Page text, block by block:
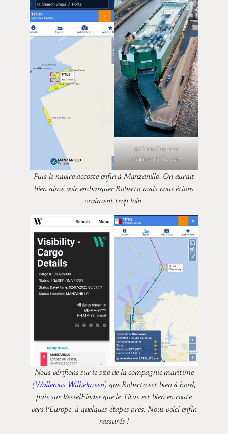
© Brian Kushner
MarineTraffic.com
Puis le navire accoste enfin à Manzanillo. On aurait
bien aimé voir embarquer Roberto mais nous étions
vraiment trop loin.
Nous vérifions sur le site de la compagnie maritime
(Wallenius Wilhelmsen) que Roberto est bien à bord,
puis sur VesselFinder que le Titus est bien en route
vers l’Europe, à quelques étapes près. Nous voici enfin
rassurés !